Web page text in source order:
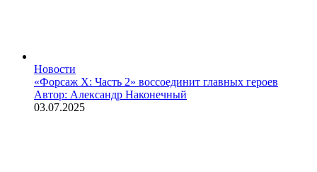
Новости
«Форсаж X: Часть 2» воссоединит главных героев
Автор: Александр Наконечный
03.07.2025